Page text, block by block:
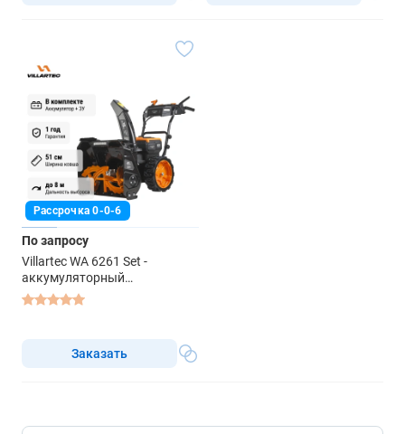
Рассрочка 0-0-6
По запросу
Villartec WA 6261 Set -
аккумуляторный
снегоуборщик
Заказать